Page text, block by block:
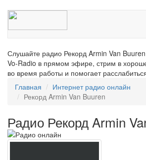
Слушайте радио Рекорд Armin Van
Vo-Radio в прямом эфире, стрим в
во время работы и помогает
Главная
Интернет радио онлайн
Рекорд Armin Van Buuren
Радио Рекорд Armin